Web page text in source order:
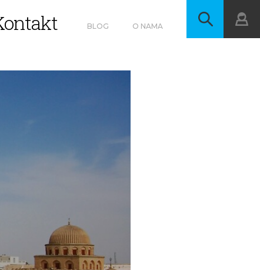
BLOG O NAMA